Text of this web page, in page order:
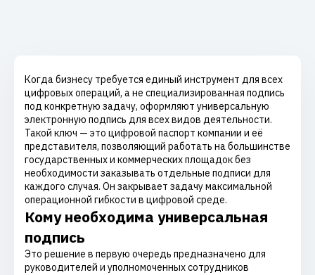
Когда бизнесу требуется единый инструмент для всех
цифровых операций, а не специализированная подпись
под конкретную задачу, оформляют универсальную
электронную подпись для всех видов деятельности.
Такой ключ — это цифровой паспорт компании и её
представителя, позволяющий работать на большинстве
государственных и коммерческих площадок без
необходимости заказывать отдельные подписи для
каждого случая. Он закрывает задачу максимальной
операционной гибкости в цифровой среде.
Кому необходима универсальная
подпись
Это решение в первую очередь предназначено для
руководителей и уполномоченных сотрудников